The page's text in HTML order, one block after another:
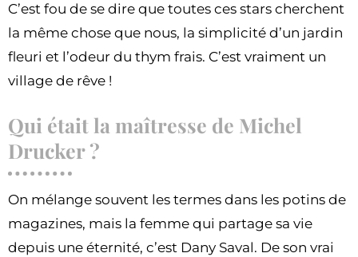
C’est fou de se dire que toutes ces stars cherchent
la même chose que nous, la simplicité d’un jardin
fleuri et l’odeur du thym frais. C’est vraiment un
village de rêve !
Qui était la maîtresse de Michel
Drucker ?
On mélange souvent les termes dans les potins de
magazines, mais la femme qui partage sa vie
depuis une éternité, c’est Dany Saval. De son vrai